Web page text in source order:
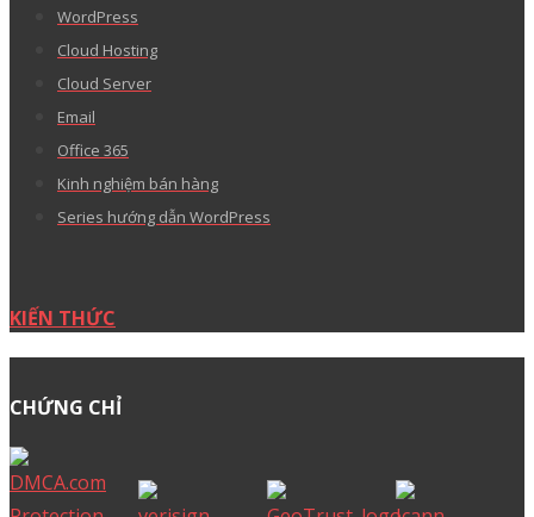
WordPress
Cloud Hosting
Cloud Server
Email
Office 365
Kinh nghiệm bán hàng
Series hướng dẫn WordPress
KIẾN THỨC
CHỨNG CHỈ